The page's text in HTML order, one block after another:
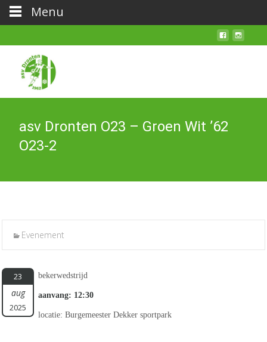
asv Dronten O23 – Groen Wit ’62
O23-2
Evenement
23
aug
2025
bekerwedstrijd
aanvang: 12:30
locatie: Burgemeester Dekker sportpark
Menu